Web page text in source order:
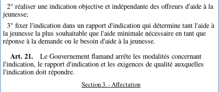
2° réaliser une indication objective et indépendante des offreurs d'aide à la
jeunesse;
3° fixer l'indication dans un rapport d'indication qui détermine tant l'aide à
la jeunesse la plus souhaitable que l'aide minimale nécessaire en tant que
réponse à la demande ou le besoin d'aide à la jeunesse.
Art. 21.
Le Gouvernement flamand arrête les modalités concernant
l'indication, le rapport d'indication et les exigences de qualité auxquelles
l'indication doit répondre.
Section 3. - Affectation